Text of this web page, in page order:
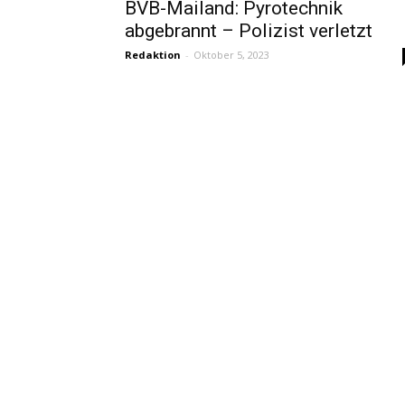
BVB-Mailand: Pyrotechnik
abgebrannt – Polizist verletzt
Redaktion - Oktober 5, 2023